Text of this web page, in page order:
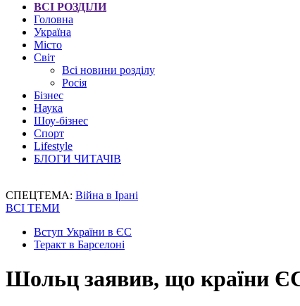
ВСІ РОЗДІЛИ
Головна
Україна
Місто
Світ
Всі новини розділу
Росія
Бізнес
Наука
Шоу-бізнес
Спорт
Lifestyle
БЛОГИ ЧИТАЧІВ
СПЕЦТЕМА: Війна в Ірані
ВСІ ТЕМИ
Вступ України в ЄС
Теракт в Барселоні
Шольц заявив, що країни